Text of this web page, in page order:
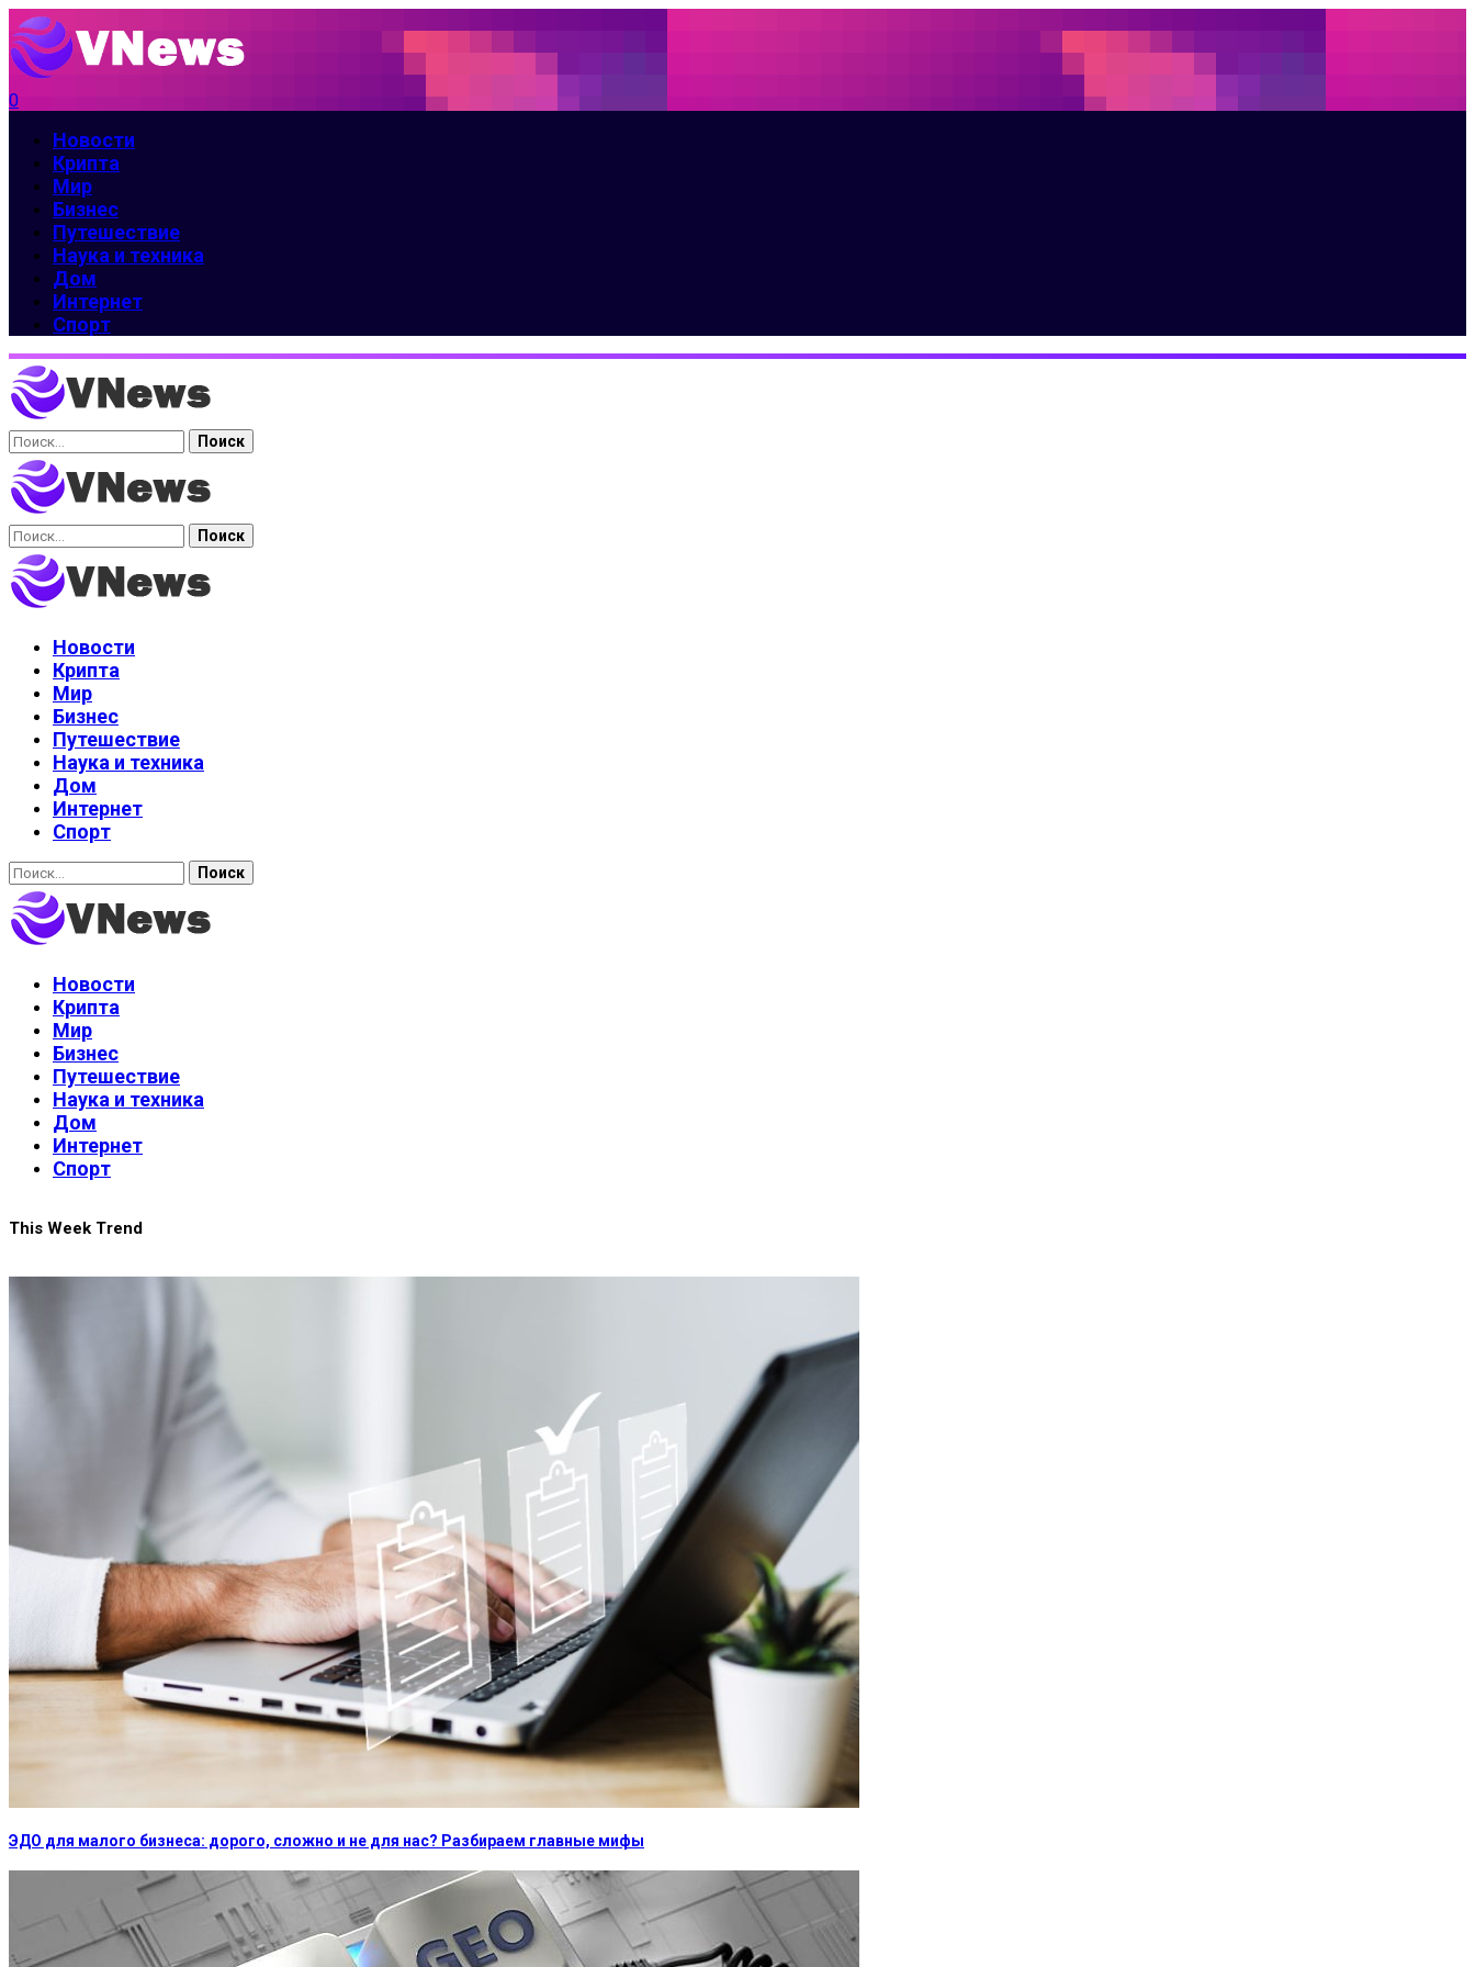
0
Новости
Крипта
Мир
Бизнес
Путешествие
Наука и техника
Дом
Интернет
Спорт
Найти:
Найти:
Новости
Крипта
Мир
Бизнес
Путешествие
Наука и техника
Дом
Интернет
Спорт
Найти:
Новости
Крипта
Мир
Бизнес
Путешествие
Наука и техника
Дом
Интернет
Спорт
This Week Trend
ЭДО для малого бизнеса: дорого, сложно и не для нас? Разбираем главные мифы